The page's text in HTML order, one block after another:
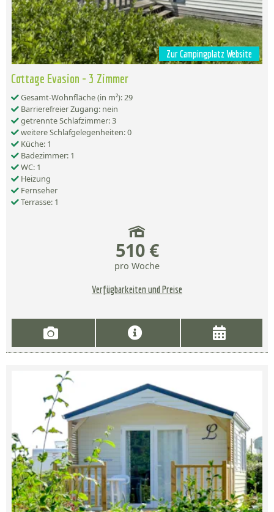
Zur Campingplatz Website
Cottage Evasion - 3 Zimmer
Gesamt-Wohnfläche (in m²): 29
Barrierefreier Zugang: nein
getrennte Schlafzimmer: 3
weitere Schlafgelegenheiten: 0
Küche: 1
Badezimmer: 1
WC: 1
Heizung
Fernseher
Terrasse: 1
510 €
pro Woche
Verfügbarkeiten und Preise